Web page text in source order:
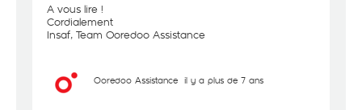
A vous lire !
Cordialement
Insaf, Team Ooredoo Assistance
Ooredoo Assistance il y a plus de 7 ans